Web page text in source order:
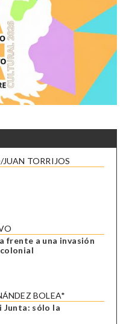
TORRIJOS
frente a una invasión
BOLEA*
Junta: sólo la